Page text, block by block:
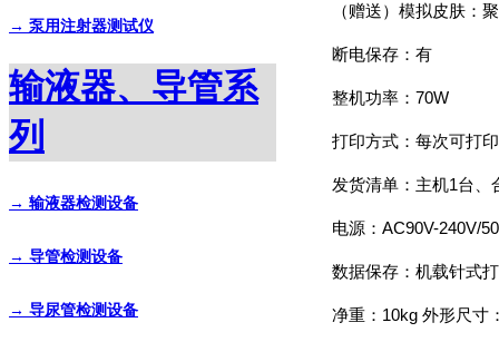
→ 泵用注射器测试仪
输液器、导管系
列
→ 输液器检测设备
→ 导管检测设备
→ 导尿管检测设备
（赠送）模拟皮肤：
断电保存：有
整机功率：70W
打印方式：每次可打
发货清单：主机1台、
电源：AC90V-240V/
数据保存：机载针式
净重：10kg 外形尺寸